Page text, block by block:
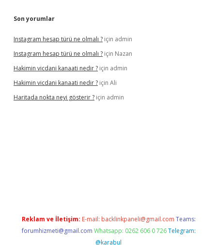
Son yorumlar
Instagram hesap türü ne olmalı ? için admin
Instagram hesap türü ne olmalı ? için Nazan
Hakimin vicdani kanaati nedir ? için admin
Hakimin vicdani kanaati nedir ? için Ali
Haritada nokta neyi gösterir ? için admin
Reklam ve İletişim: E-mail: backlinkpaneli@gmail.com Teams:
forumhizmeti@gmail.com Whatsapp: 0262 606 0 726 Telegram:
@karabul